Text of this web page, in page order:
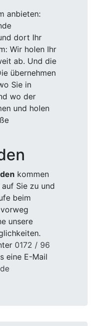
anbieten:
dort Ihr
Wir holen Ihr
ab. Und die
übernehmen
Sie in
wo der
und holen
kommen
Sie zu und
beim
unsere
0172 / 96
eine E-Mail